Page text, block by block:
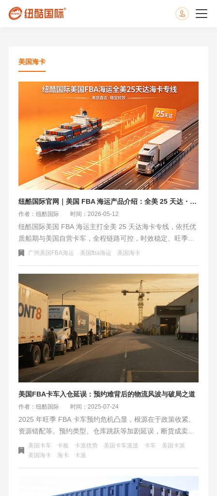
美国海卡
纽酷国际官网｜美国 FBA 海运产品介绍：全美 25 天达・美国海卡
作者：纽酷国际 时间：2026-05-12
纽酷国际美国 FBA 海运主打全美 25 天达海卡专线，依托优
质船期与美国自营卡车，全程链路可控，时效稳定、旺季保
舱保柜，告别中转延误与甩货风险。同时覆盖美森特快、以
急货到常态备货的多元需求，全国多网点就近收货，合规低
查验，助力稳定入仓。
广州美国FBA海运 美国fba海运 美国海卡
美国FBA卡车入仓延误：预约难背后的物流风波与破局之道
作者：纽酷国际 时间：2025-07-24
2025 年旺季 FBA 卡车预约危机凸显，根源在于政策收紧、
资源错配等。预约类型、仓库跳跃等加剧延误，断货成卖家
致命伤。破局需物流商资源整合与智能调度，如纽酷保舱保
柜等，卖家也应多仓分流、数据预判，让物流从成本中心变
美国卡车 卡板 卡派优势 美国卡车派送 卡车
美国卡派
美国海卡
海卡 卡派